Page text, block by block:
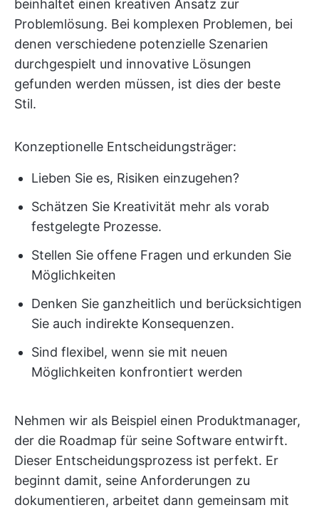
beinhaltet einen kreativen Ansatz zur
Problemlösung. Bei komplexen Problemen, bei
denen verschiedene potenzielle Szenarien
durchgespielt und innovative Lösungen
gefunden werden müssen, ist dies der beste
Stil.
Konzeptionelle Entscheidungsträger:
Lieben Sie es, Risiken einzugehen?
Schätzen Sie Kreativität mehr als vorab
festgelegte Prozesse.
Stellen Sie offene Fragen und erkunden Sie
Möglichkeiten
Denken Sie ganzheitlich und berücksichtigen
Sie auch indirekte Konsequenzen.
Sind flexibel, wenn sie mit neuen
Möglichkeiten konfrontiert werden
Nehmen wir als Beispiel einen Produktmanager,
der die Roadmap für seine Software entwirft.
Dieser Entscheidungsprozess ist perfekt. Er
beginnt damit, seine Anforderungen zu
dokumentieren, arbeitet dann gemeinsam mit